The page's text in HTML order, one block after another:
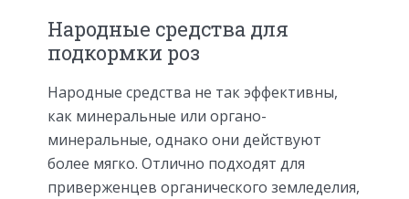
Народные средства для
подкормки роз
Народные средства не так эффективны,
как минеральные или органо-
минеральные, однако они действуют
более мягко. Отлично подходят для
приверженцев органического земледелия,